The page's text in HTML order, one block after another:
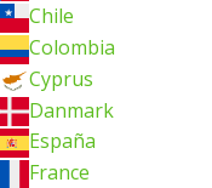
Chile
Colombia
Cyprus
Danmark
España
France